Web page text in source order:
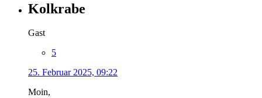
Kolkrabe
Gast
5
25. Februar 2025, 09:22
Moin,